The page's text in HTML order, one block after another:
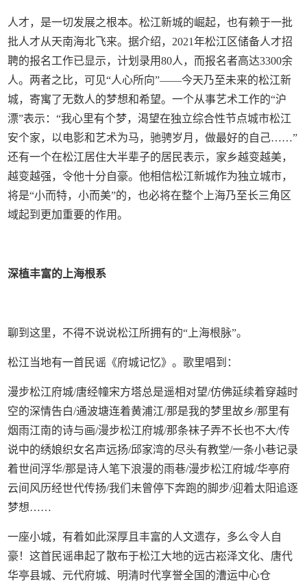
人才，是一切发展之根本。松江新城的崛起，也有赖于一批
批人才从天南海北飞来。据介绍，2021年松江区储备人才招
聘的报名工作已显示，计划录用80人，而报名者高达3300余
人。两者之比，可见“人心所向”——今天乃至未来的松江新
城，寄寓了无数人的梦想和希望。一个从事艺术工作的“沪
漂”表示：“我心里有个梦，渴望在独立综合性节点城市松江
安个家，以电影和艺术为马，驰骋岁月，做最好的自己……”
还有一个在松江居住大半辈子的居民表示，家乡越变越美，
越变越强，令他十分自豪。他相信松江新城作为独立城市，
将是“小而特，小而美”的，也必将在整个上海乃至长三角区
域起到更加重要的作用。
深植丰富的上海根系
聊到这里，不得不说说松江所拥有的“上海根脉”。
松江当地有一首民谣《府城记忆》。歌里唱到：
漫步松江府城/唐经幢宋方塔总是遥相对望/仿佛延续着穿越时
空的深情告白/通波塘连着黄浦江/那是我的梦里故乡/那里有
烟雨江南的诗与画/漫步松江府城/那条袜子弄不长也不大/传
说中的绣娘织女名声远扬/邱家湾的尽头有教堂/一条小巷记录
着世间浮华/那是诗人笔下浪漫的雨巷/漫步松江府城/华亭府
云间风历经世代传扬/我们未曾停下奔跑的脚步/迎着太阳追逐
梦想……
一座小城，有着如此深厚且丰富的人文遗存，多么令人自
豪！这首民谣串起了散布于松江大地的远古崧泽文化、唐代
华亭县城、元代府城、明清时代享誉全国的漕运中心仓